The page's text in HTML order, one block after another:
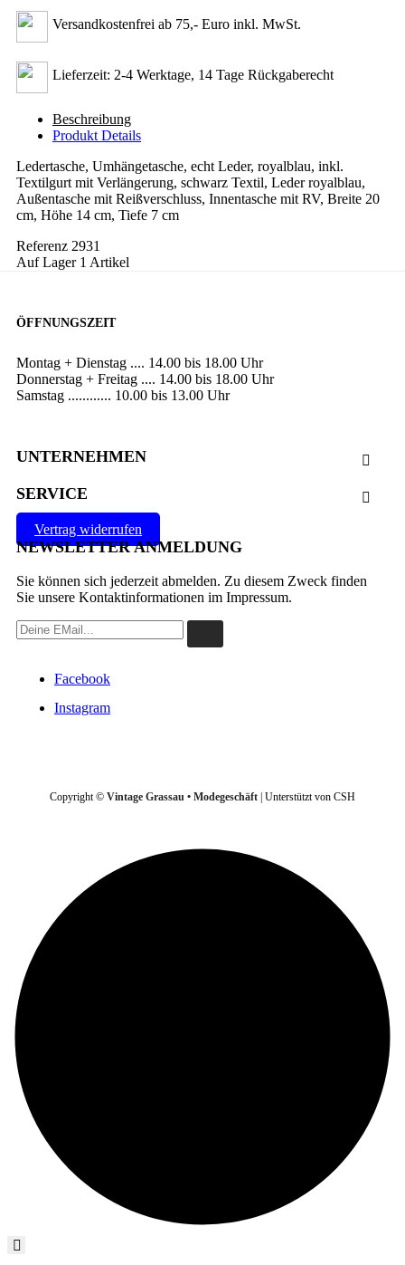
Versandkostenfrei ab 75,- Euro inkl. MwSt.
Lieferzeit: 2-4 Werktage, 14 Tage Rückgaberecht
Beschreibung
Produkt Details
Ledertasche, Umhängetasche, echt Leder, royalblau, inkl.
Textilgurt mit Verlängerung, schwarz Textil, Leder royalblau,
Außentasche mit Reißverschluss, Innentasche mit RV, Breite 20
cm, Höhe 14 cm, Tiefe 7 cm
Referenz 2931
Auf Lager 1 Artikel
ÖFFNUNGSZEIT
Montag + Dienstag .... 14.00 bis 18.00 Uhr
Donnerstag + Freitag .... 14.00 bis 18.00 Uhr
Samstag ............ 10.00 bis 13.00 Uhr
UNTERNEHMEN 
SERVICE 
Vertrag widerrufen
NEWSLETTER ANMELDUNG
Sie können sich jederzeit abmelden. Zu diesem Zweck finden
Sie unsere Kontaktinformationen im Impressum.
Facebook
Instagram
Copyright © Vintage Grassau • Modegeschäft | Unterstützt von CSH